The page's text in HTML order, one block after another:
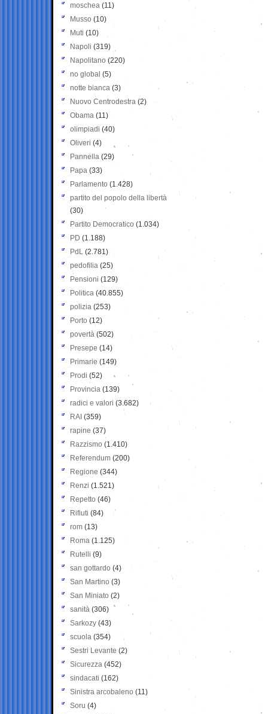
moschea (11)
Musso (10)
Muti (10)
Napoli (319)
Napolitano (220)
no global (5)
notte bianca (3)
Nuovo Centrodestra (2)
Obama (11)
olimpiadi (40)
Oliveri (4)
Pannella (29)
Papa (33)
Parlamento (1.428)
partito del popolo della libertà
(30)
Partito Democratico (1.034)
PD (1.188)
PdL (2.781)
pedofilia (25)
Pensioni (129)
Politica (40.855)
polizia (253)
Porto (12)
povertà (502)
Presepe (14)
Primarie (149)
Prodi (52)
Provincia (139)
radici e valori (3.682)
RAI (359)
rapine (37)
Razzismo (1.410)
Referendum (200)
Regione (344)
Renzi (1.521)
Repetto (46)
Rifiuti (84)
rom (13)
Roma (1.125)
Rutelli (9)
san gottardo (4)
San Martino (3)
San Miniato (2)
sanità (306)
Sarkozy (43)
scuola (354)
Sestri Levante (2)
Sicurezza (452)
sindacati (162)
Sinistra arcobaleno (11)
Soru (4)